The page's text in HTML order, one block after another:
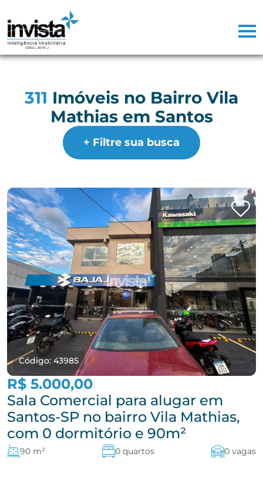
311 Imóveis no Bairro Vila
Mathias em Santos
+ Filtre sua busca
Código: 43985
R$ 5.000,00
Sala Comercial para alugar em
Santos-SP no bairro Vila Mathias,
com 0 dormitório e 90m²
90 m² 0 quartos 0 vagas